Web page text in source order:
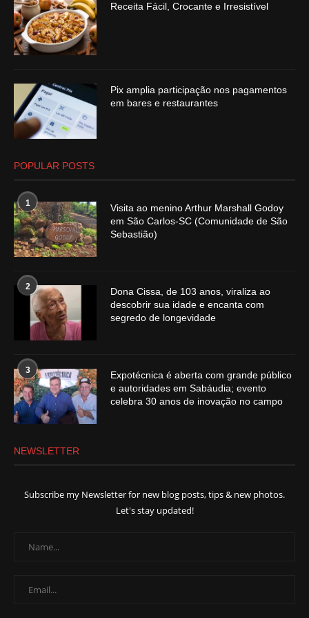
Receita Fácil, Crocante e Irresistível
Pix amplia participação nos pagamentos
em bares e restaurantes
POPULAR POSTS
1
Visita ao menino Arthur Marshall Godoy
em São Carlos-SC (Comunidade de São
Sebastião)
2
Dona Cissa, de 103 anos, viraliza ao
descobrir sua idade e encanta com
segredo de longevidade
3
Expotécnica é aberta com grande público
e autoridades em Sabáudia; evento
celebra 30 anos de inovação no campo
NEWSLETTER
Subscribe my Newsletter for new blog posts, tips & new photos.
Let's stay updated!